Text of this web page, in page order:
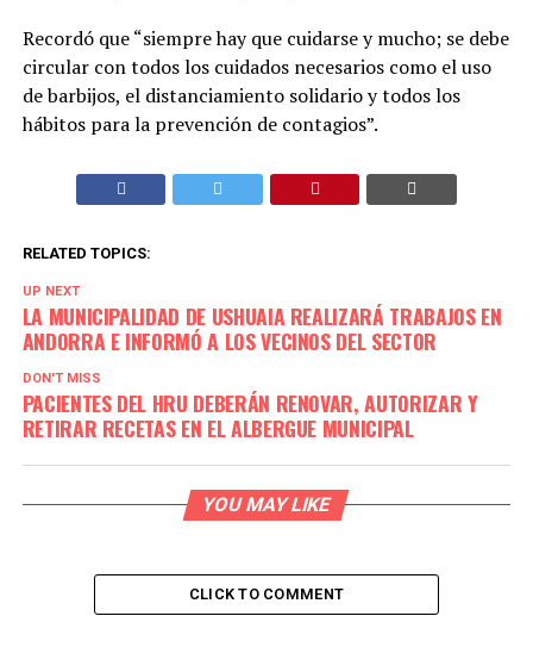
Recordó que “siempre hay que cuidarse y mucho; se debe
circular con todos los cuidados necesarios como el uso
de barbijos, el distanciamiento solidario y todos los
hábitos para la prevención de contagios”.
RELATED TOPICS:
UP NEXT
LA MUNICIPALIDAD DE USHUAIA REALIZARÁ TRABAJOS EN
ANDORRA E INFORMÓ A LOS VECINOS DEL SECTOR
DON'T MISS
PACIENTES DEL HRU DEBERÁN RENOVAR, AUTORIZAR Y
RETIRAR RECETAS EN EL ALBERGUE MUNICIPAL
YOU MAY LIKE
CLICK TO COMMENT